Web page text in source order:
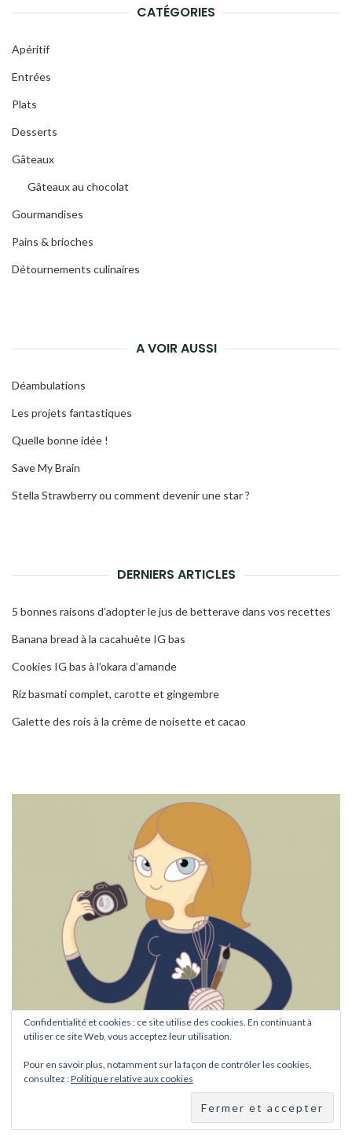
CATÉGORIES
Apéritif
Entrées
Plats
Desserts
Gâteaux
Gâteaux au chocolat
Gourmandises
Pains & brioches
Détournements culinaires
A VOIR AUSSI
Déambulations
Les projets fantastiques
Quelle bonne idée !
Save My Brain
Stella Strawberry ou comment devenir une star ?
DERNIERS ARTICLES
5 bonnes raisons d’adopter le jus de betterave dans vos recettes
Banana bread à la cacahuète IG bas
Cookies IG bas à l’okara d’amande
Riz basmati complet, carotte et gingembre
Galette des rois à la crème de noisette et cacao
Confidentialité et cookies : ce site utilise des cookies. En continuant à
utiliser ce site Web, vous acceptez leur utilisation.
Pour en savoir plus, notamment sur la façon de contrôler les cookies,
consultez :Politique relative aux cookies